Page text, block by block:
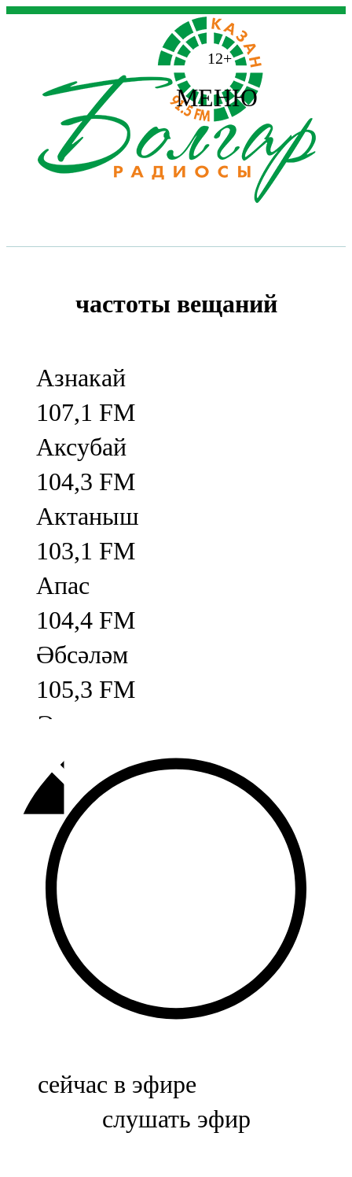
12+
МЕНЮ
частоты вещаний
Азнакай
107,1 FM
Аксубай
104,3 FM
Актаныш
103,1 FM
Апас
104,4 FM
Әбсәләм
105,3 FM
Әлмәт
92,9 FM
Базарлы матак
107,1 FM
Балык бистәсе
104,9 FM
Баулы
107,5 FM
Биләр
Болгар
сейчас в эфире
слушать эфир